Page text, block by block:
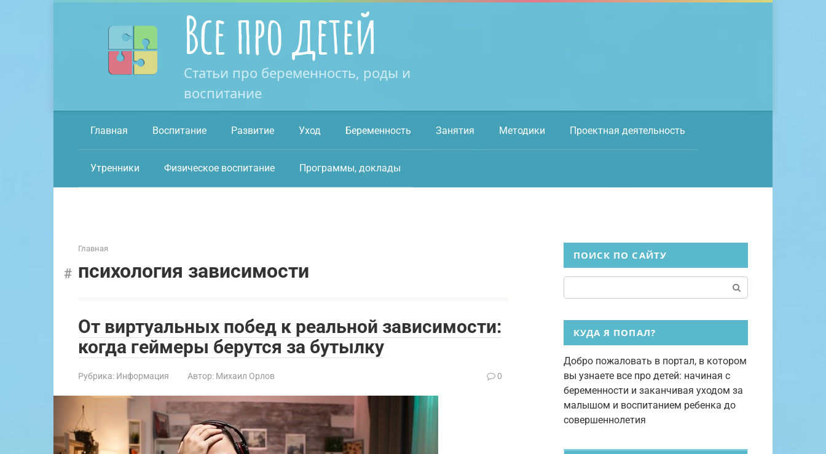
Все про детей
Статьи про беременность, роды и
воспитание
Главная Воспитание Развитие Уход Беременность Занятия Методики Проектная деятельность
Утренники Физическое воспитание Программы, доклады
Главная
психология зависимости
От виртуальных побед к реальной зависимости:
когда геймеры берутся за бутылку
Рубрика: Информация Автор: Михаил Орлов 0
ПОИСК ПО САЙТУ
КУДА Я ПОПАЛ?
Добро пожаловать в портал, в котором
вы узнаете все про детей: начиная с
беременности и заканчивая уходом за
малышом и воспитанием ребенка до
совершеннолетия